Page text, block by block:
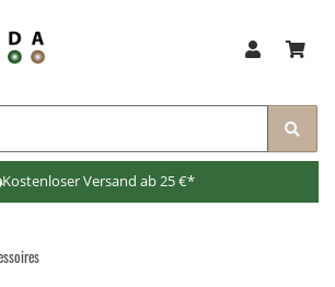
Kostenloser Versand ab 25 €*